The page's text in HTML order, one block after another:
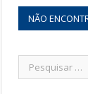
NÃO